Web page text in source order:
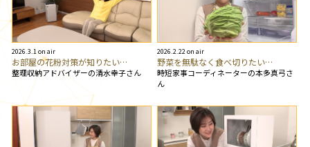
2026.3.1 on air
お部屋の花粉対策が知りたい…
整理収納アドバイザーの清水幸子さん
2026.2.22 on air
野菜を無駄なく食べ切りたい…
時短家事コーディネーターの本多真弓さ
ん